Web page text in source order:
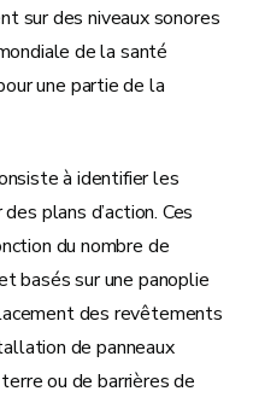
sur des niveaux sonores
de la santé
une partie de la
à identifier les
plans d’action. Ces
du nombre de
basés sur une panoplie
des revêtements
de panneaux
ou de barrières de